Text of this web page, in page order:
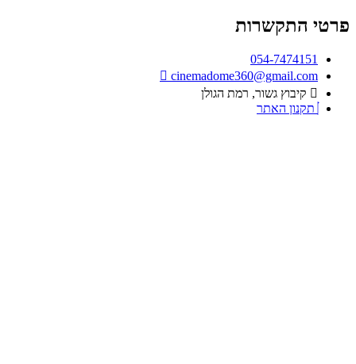
פרטי התקשרות
054-7474151
cinemadome360@gmail.com
קיבוץ גשור, רמת הגולן
תקנון האתר